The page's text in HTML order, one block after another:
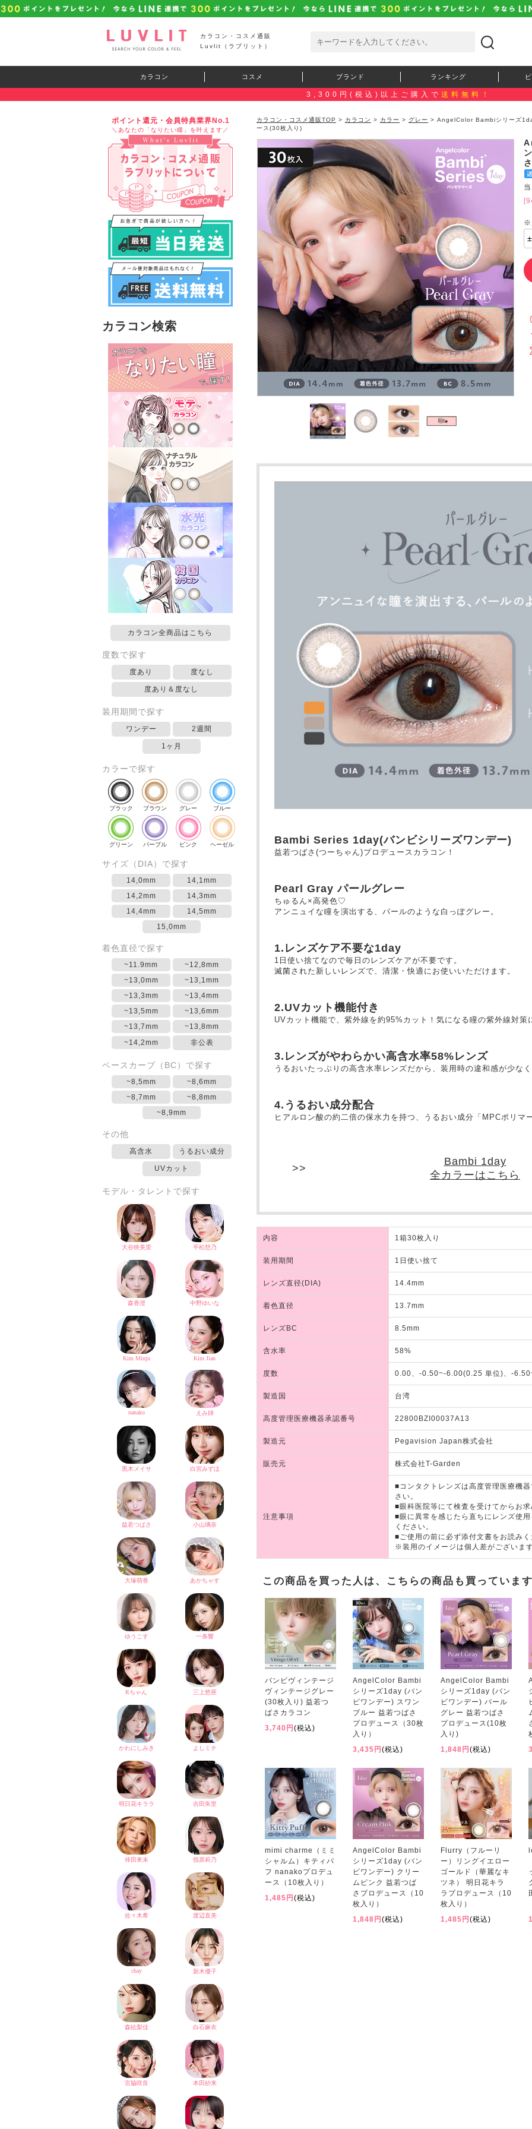
カラコン・コスメ通販
Luvlit（ラブリット）
カラコン コスメ ブランド ランキング
3,300円(税込)以上ご購入で 送料無料！
ポイント還元・会員特典業界No.1
＼あなたの「なりたい瞳」を叶えます／
カラコン検索
カラコン全商品はこちら
度数で探す
度あり 度なし
度あり＆度なし
装用期間で探す
ワンデー 2週間
1ヶ月
カラーで探す
ブラック ブラウン グレー ブルー
グリーン パープル ピンク ヘーゼル
サイズ（DIA）で探す
14,0mm
14,1mm
14,2mm
14,3mm
14,4mm
14,5mm
15,0mm
着色直径で探す
~11.9mm
~12,8mm
~13,0mm
~13,1mm
~13,3mm
~13,4mm
~13,5mm
~13,6mm
~13,7mm
~13,8mm
~14,2mm
非公表
ベースカーブ（BC）で探す
~8,5mm
~8,6mm
~8,7mm
~8,8mm
~8,9mm
その他
高含水 うるおい成分
UVカット
モデル・タレントで探す
カラコン・コスメ通販TOP > カラコン > カラー > グレー > AngelColor Bambiシリーズ
ース(30枚入り)
Bambi Series 1day(バンビシリーズワンデー)
益若つばさ(つーちゃん)プロデュースカラコン！
Pearl Gray パールグレー
ちゅるん×高発色♡
アンニュイな瞳を演出する、パールのような白っぽグレー。
1.レンズケア不要な1day
1日使い捨てなので毎日のレンズケアが不要です。
滅菌された新しいレンズで、清潔・快適にお使いいただけます。
2.UVカット機能付き
UVカット機能で、紫外線を約95%カット！気になる瞳の紫外線対策
3.レンズがやわらかい高含水率58%レンズ
うるおいたっぷりの高含水率レンズだから、装用時の違和感が少な
4.うるおい成分配合
ヒアルロン酸の約二倍の保水力を持つ、うるおい成分「MPCポリマ
Bambi 1day
全カラーはこちら
内容 1箱30枚入り
装用期間 1日使い捨て
レンズ直径(DIA) 14.4mm
着色直径 13.7mm
レンズBC 8.5mm
含水率 58%
度数 0.00、-0.50~-6.00(0.25 単位)、-
製造国 台湾
高度管理医療機器承認番号 22800BZI00037A13
製造元 Pegavision Japan株式会社
販売元 株式会社T-Garden
注意事項
■コンタクトレンズは高度管理医療機
さい。
■眼科医院等にて検査を受けてからお
■眼に異常を感じたら直ちにレンズ使
ください。
■ご使用の前に必ず添付文書をお読み
※装用のイメージは個人差がございま
この商品を買った人は、こちらの商品も買っていま
バンビヴィンテージ
ヴィンテージグレー
(30枚入り) 益若つ
ばさカラコン
3,740円 (税込)
AngelColor Bambi
シリーズ1day (バン
ビワンデー) スワン
ブルー 益若つばさ
プロデュース（30枚
入り）
3,435円 (税込)
AngelColor Bambi
シリーズ1day (バン
ビワンデー) パール
グレー 益若つばさ
プロデュース(10枚
入り)
1,848円 (税込)
mimi charme（ミミ
シャルム）キティパ
フ nanakoプロデュ
ース（10枚入り）
1,485円 (税込)
AngelColor Bambi
シリーズ1day (バン
ビワンデー) クリー
ムピンク 益若つば
さプロデュース（10
枚入り）
1,848円 (税込)
Flurry（フルーリ
ー）リングイエロー
ゴールド（華麗なキ
ツネ） 明日花キラ
ラプロデュース（10
枚入り）
1,485円 (税込)